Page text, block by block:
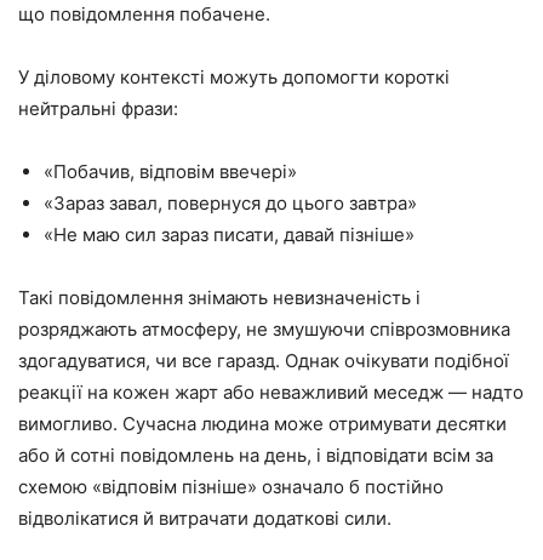
що повідомлення побачене.
У діловому контексті можуть допомогти короткі
нейтральні фрази:
«Побачив, відповім ввечері»
«Зараз завал, повернуся до цього завтра»
«Не маю сил зараз писати, давай пізніше»
Такі повідомлення знімають невизначеність і
розряджають атмосферу, не змушуючи співрозмовника
здогадуватися, чи все гаразд. Однак очікувати подібної
реакції на кожен жарт або неважливий меседж — надто
вимогливо. Сучасна людина може отримувати десятки
або й сотні повідомлень на день, і відповідати всім за
схемою «відповім пізніше» означало б постійно
відволікатися й витрачати додаткові сили.